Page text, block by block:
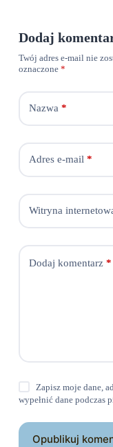
Dodaj
Twój adres e-mail nie
oznaczone *
Nazwa*
Adres e-mail*
Witryna
Dodaj komentarz*
Zapisz moje dane,
wypełnić dane podczas
Opublikuj